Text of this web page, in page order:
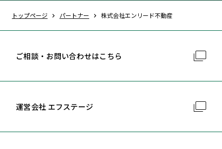
トップページ パートナー 株式会社エンリード不動産
ご相談・お問い合わせはこちら
運営会社 エフステージ